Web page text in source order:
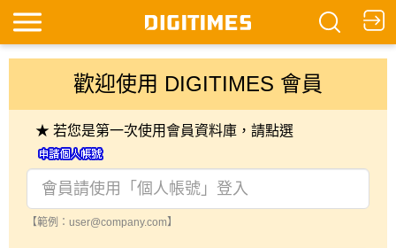
歡迎使用 DIGITIMES 會員
★ 若您是第一次使用會員資料庫，請點選
【範例：user@company.com】